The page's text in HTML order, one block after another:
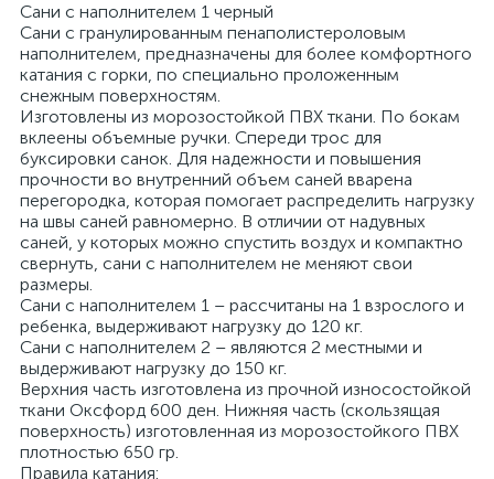
Сани с наполнителем 1 черный
Сани с гранулированным пенаполистероловым
наполнителем, предназначены для более комфортного
катания с горки, по специально проложенным
снежным поверхностям.
Изготовлены из морозостойкой ПВХ ткани. По бокам
вклеены объемные ручки. Спереди трос для
буксировки санок. Для надежности и повышения
прочности во внутренний объем саней вварена
перегородка, которая помогает распределить нагрузку
на швы саней равномерно. В отличии от надувных
саней, у которых можно спустить воздух и компактно
свернуть, сани с наполнителем не меняют свои
размеры.
Сани с наполнителем 1 – рассчитаны на 1 взрослого и
ребенка, выдерживают нагрузку до 120 кг.
Сани с наполнителем 2 – являются 2 местными и
выдерживают нагрузку до 150 кг.
Верхния часть изготовлена из прочной износостойкой
ткани Оксфорд 600 ден. Нижняя часть (скользящая
поверхность) изготовленная из морозостойкого ПВХ
плотностью 650 гр.
Правила катания: